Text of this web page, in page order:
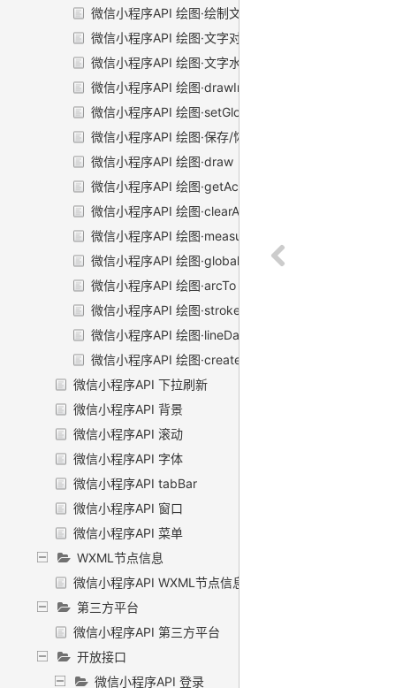
微信小程序API 绘图·绘制文本
微信小程序API 绘图·文字对齐
微信小程序API 绘图·文字水平对齐
微信小程序API 绘图·drawImage
微信小程序API 绘图·setGlobalAlpha
微信小程序API 绘图·保存/恢复
微信小程序API 绘图·draw
微信小程序API 绘图·getActions
微信小程序API 绘图·clearActions
微信小程序API 绘图·measureText
微信小程序API 绘图·globalCompositeOperation
微信小程序API 绘图·arcTo
微信小程序API 绘图·strokeText
微信小程序API 绘图·lineDashOffset
微信小程序API 绘图·createPattern
微信小程序API 下拉刷新
微信小程序API 背景
微信小程序API 滚动
微信小程序API 字体
微信小程序API tabBar
微信小程序API 窗口
微信小程序API 菜单
WXML节点信息
微信小程序API WXML节点信息
第三方平台
微信小程序API 第三方平台
开放接口
微信小程序API 登录